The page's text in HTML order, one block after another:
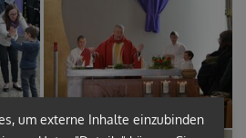
um externe Inhalte einzubinden